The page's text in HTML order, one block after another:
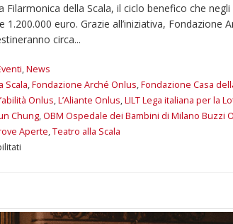
Filarmonica della Scala, il ciclo benefico che
euro. Grazie all’iniziativa, Fondazione
circa...
,News
Scala,Fondazione Arché Onlus,Fondazione Casa
Onlus,L’Aliante Onlus,LILT Lega italiana per la
Chung,OBM Ospedale dei Bambini di Milano Buzzi
Aperte,Teatro alla Scala